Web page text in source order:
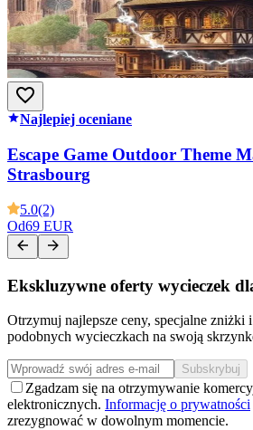
Najlepiej oceniane
Escape Game Outdoor Theme
Strasbourg
5.0(2)
Od69 EUR
Ekskluzywne oferty wycieczek
Otrzymuj najlepsze ceny, specjalne zniżki
podobnych wycieczkach na swoją
Subskrybuj
Zgadzam się na otrzymywanie
elektronicznych. Informację o prywatności
zrezygnować w dowolnym momencie.